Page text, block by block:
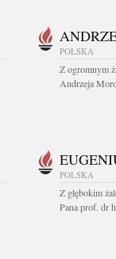
POLSKA
Z ogromnym
Andrzeja
POLSKA
Z głębokim
Pana prof. dr